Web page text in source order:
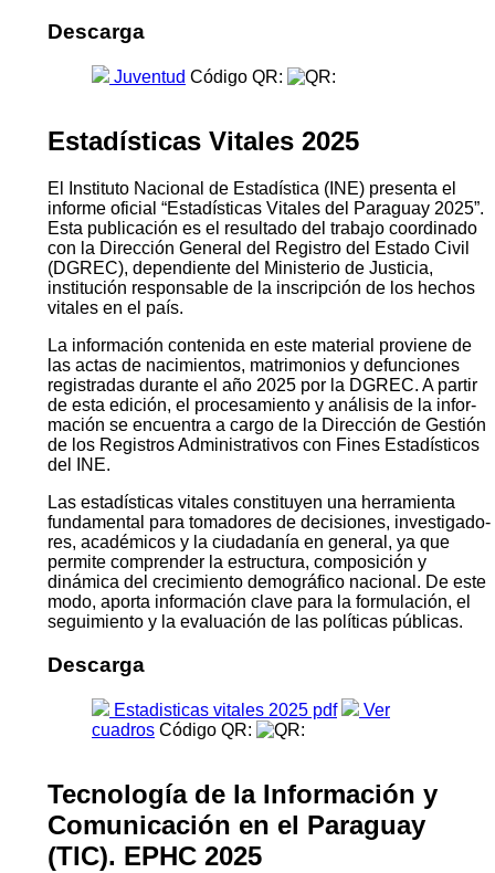
Descarga
Juventud Código QR:
Estadísticas Vitales 2025
El Instituto Nacional de Estadística (INE) presenta el
informe oficial “Estadísticas Vitales del Paraguay 2025”.
Esta publicación es el resultado del trabajo coordinado
con la Dirección General del Registro del Estado Civil
(DGREC), dependiente del Ministerio de Justicia,
institución responsable de la inscripción de los hechos
vitales en el país.
La información contenida en este material proviene de
las actas de nacimientos, matrimonios y defunciones
registradas durante el año 2025 por la DGREC. A partir
de esta edición, el procesamiento y análisis de la infor­
mación se encuentra a cargo de la Dirección de Gestión
de los Registros Administrativos con Fines Estadísticos
del INE.
Las estadísticas vitales constituyen una herramienta
fundamental para tomadores de decisiones, investigado­
res, académicos y la ciudadanía en general, ya que
permite comprender la estructura, composición y
dinámica del crecimiento demográfico nacional. De este
modo, aporta información clave para la formulación, el
segui­miento y la evaluación de las políticas públicas.
Descarga
Estadisticas vitales 2025 pdf
Ver
cuadros Código QR:
Tecnología de la Información y
Comunicación en el Paraguay
(TIC). EPHC 2025